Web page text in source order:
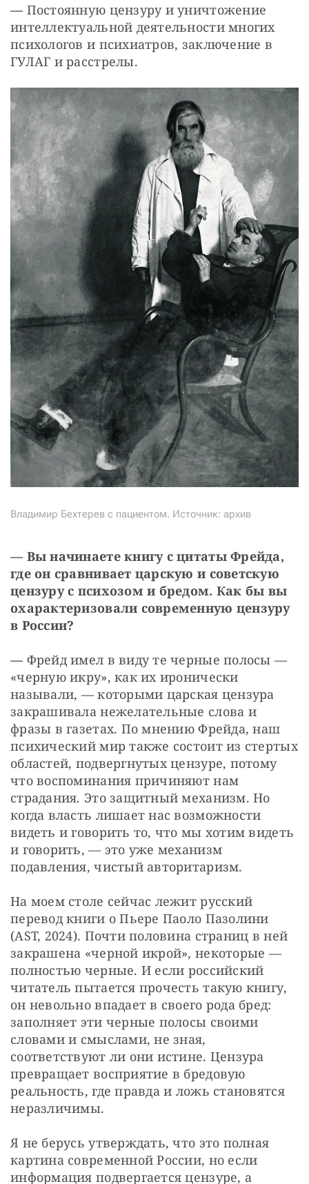
— Постоянную цензуру и уничтожение
интеллектуальной деятельности многих
психологов и психиатров, заключение в
ГУЛАГ и расстрелы.
Владимир Бехтерев с пациентом. Источник: архив
— Вы начинаете книгу с цитаты Фрейда,
где он сравнивает царскую и советскую
цензуру с психозом и бредом. Как бы вы
охарактеризовали современную цензуру
в России?
— Фрейд имел в виду те черные полосы —
«черную икру», как их иронически
называли, — которыми царская цензура
закрашивала нежелательные слова и
фразы в газетах. По мнению Фрейда, наш
психический мир также состоит из стертых
областей, подвергнутых цензуре, потому
что воспоминания причиняют нам
страдания. Это защитный механизм. Но
когда власть лишает нас возможности
видеть и говорить то, что мы хотим видеть
и говорить, — это уже механизм
подавления, чистый авторитаризм.
На моем столе сейчас лежит русский
перевод книги о Пьере Паоло Пазолини
(AST, 2024). Почти половина страниц в ней
закрашена «черной икрой», некоторые —
полностью черные. И если российский
читатель пытается прочесть такую книгу,
он невольно впадает в своего рода бред:
заполняет эти черные полосы своими
словами и смыслами, не зная,
соответствуют ли они истине. Цензура
превращает восприятие в бредовую
реальность, где правда и ложь становятся
неразличимы.
Я не берусь утверждать, что это полная
картина современной России, но если
информация подвергается цензуре, а